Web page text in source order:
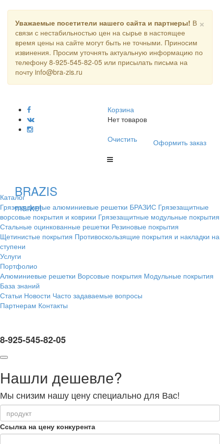
×
Уважаемые посетители нашего сайта и партнеры! В
связи с нестабильностью цен на сырье в настоящее
время цены на сайте могут быть не точными. Приносим
извинения. Просим уточнять актуальную информацию по
телефону 8-925-545-82-05 или присылать письма на
почту info@bra-zis.ru
Корзина
Нет товаров
Очистить
Оформить заказ
BRAZIS
market
Каталог
Грязезащитные алюминиевые решетки БРАЗИС Грязезащитные
ворсовые покрытия и коврики Грязезащитные модульные покрытия
Стальные оцинкованные решетки Резиновые покрытия
Щетинистые покрытия Противоскользящие покрытия и накладки на
ступени
Услуги
Портфолио
Алюминиевые решетки Ворсовые покрытия Модульные покрытия
База знаний
Статьи Новости Часто задаваемые вопросы
Партнерам Контакты
8-925-545-82-05
Нашли дешевле?
Мы снизим нашу цену специально для Вас!
Ссылка на цену конкурента